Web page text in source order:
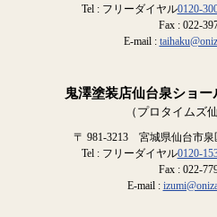
Tel : フリーダイヤル0120-
Fax : 022-
E-mail :
鬼澤塗装店仙台泉ショー
（プロタイムズ
〒 981-3213 宮城県仙台市泉
Tel : フリーダイヤル0120-
Fax : 022-
E-mail :